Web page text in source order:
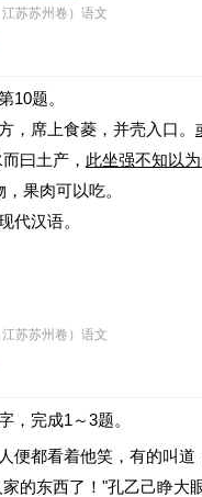
岳阳楼记》）
讽齐王纳谏》）
在文中有什么作用？
讨论的中心话题是什么
苏苏州卷）语文
10题。
，席上食菱，并壳入口。
曰土产， 此坐强不知以为
果肉可以吃。
代汉语。
苏苏州卷）语文
，完成1～3题。
便都看着他笑，有的叫
的东西了！"孔乙己睁